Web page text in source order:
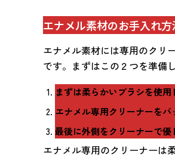
エナメル素材のお手入れ方
エナメル素材には専用のクリ
です。まずはこの２つを準備
まずは柔らかいブラシを使
エナメル専用クリーナーを
最後に外側をクリーナーで優
エナメル専用のクリーナーは